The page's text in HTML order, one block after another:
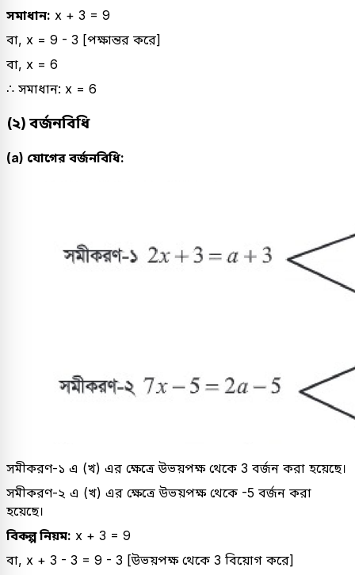
সমাধান: x + 3 = 9
বা, x = 9 - 3 [পক্ষান্তর করে]
বা, x = 6
∴ সমাধান: x = 6
(২) বর্জনবিধি
(a) যোগের বর্জনবিধি:
সমীকরণ-১ এ (খ) এর ক্ষেত্রে উভয়পক্ষ থেকে 3 বর্জন করা হয়েছে।
সমীকরণ-২ এ (খ) এর ক্ষেত্রে উভয়পক্ষ থেকে -5 বর্জন করা
হয়েছে।
বিকল্প নিয়ম: x + 3 = 9
বা, x + 3 - 3 = 9 - 3 [উভয়পক্ষ থেকে 3 বিয়োগ করে]